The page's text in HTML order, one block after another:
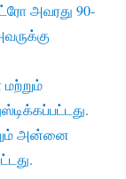
அவரது 90-
மற்றும்
அன்னை